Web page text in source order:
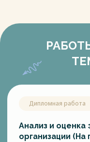
Дипломная работа
Анализ и оценка
организации